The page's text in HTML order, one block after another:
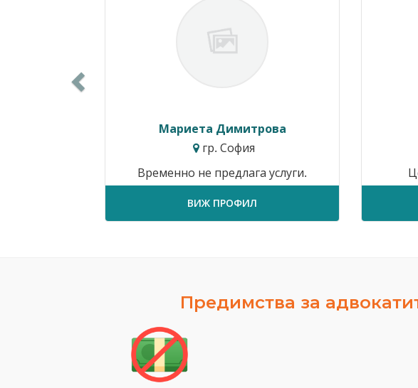
Силвия Симеонова
гр. Варна
Цени от:15.34€ / 30.00лв
ВИЖ ПРОФИЛ ВИЖ
Предимства за